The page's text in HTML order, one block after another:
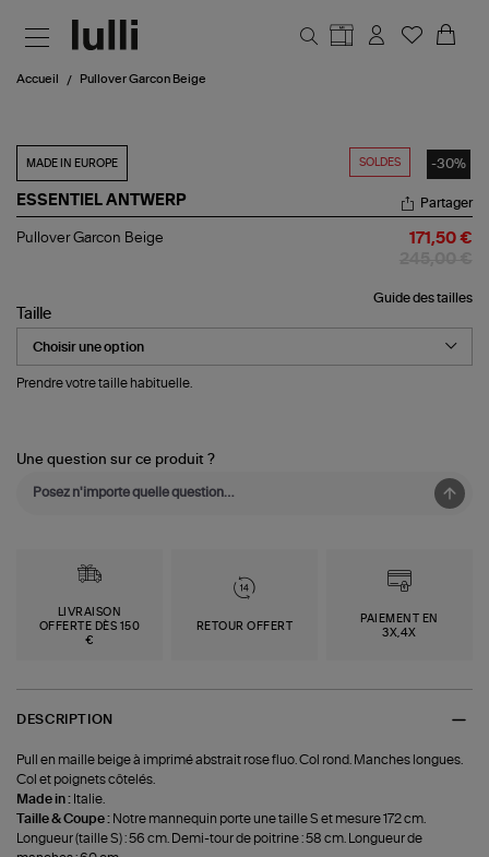
Accueil Pullover Garcon Beige
SOLDES -30%
MADE IN EUROPE
ESSENTIEL ANTWERP
Pullover
Partager
Pullover Garcon Beige 171,50 €
Guide des tailles
Taille
Prendre votre taille habituelle.
Une question sur ce produit ?
LIVRAISON
OFFERTE DÈS 150
€
RETOUR OFFERT
PAIEMENT EN
3X,4X
DESCRIPTION
Pull en maille beige à imprimé abstrait rose fluo. Col rond. Manches longues.
Col et poignets côtelés.
Made in : Italie.
Taille & Coupe : Notre mannequin porte une taille S et mesure 172 cm.
Longueur (taille S) : 56 cm. Demi-tour de poitrine : 58 cm. Longueur de